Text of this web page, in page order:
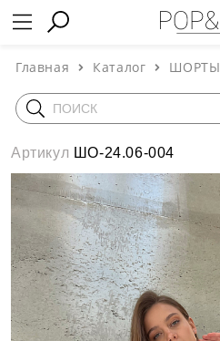
Главная Каталог ШОРТЫ
Артикул ШО-24.06-004